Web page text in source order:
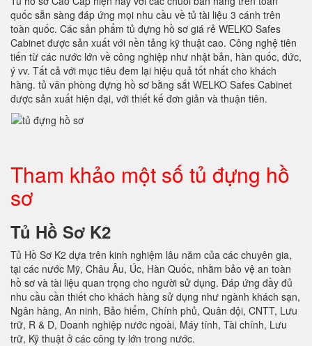
quốc sẵn sàng đáp ứng mọi nhu cầu về tủ tài liệu 3 cánh trên
toàn quốc. Các sản phẩm tủ đựng hồ sơ giá rẻ WELKO Safes
Cabinet được sản xuất với nền tảng kỹ thuật cao. Công nghệ tiên
tiến từ các nước lớn về công nghiệp như nhật bản, hàn quốc, đức,
ý vv. Tất cả với mục tiêu đem lại hiệu quả tốt nhất cho khách
hàng. tủ văn phòng đựng hồ sơ bằng sắt WELKO Safes Cabinet
được sản xuất hiện đại, với thiết kế đơn giản và thuận tiên.
Tham khảo một số tủ đựng hồ
sơ
Tủ Hồ Sơ K2
Tủ Hồ Sơ K2 dựa trên kinh nghiệm lâu năm của các chuyên gia,
tại các nước Mỹ, Châu Âu, Úc, Hàn Quốc, nhằm bảo vệ an toàn
hồ sơ và tài liệu quan trọng cho người sử dụng. Đáp ứng đầy đủ
nhu cầu cần thiết cho khách hàng sử dụng như ngành khách sạn,
Ngân hàng, An ninh, Bảo hiểm, Chính phủ, Quân đội, CNTT, Lưu
trữ, R & D, Doanh nghiệp nước ngoài, Máy tính, Tài chính, Lưu
trữ, Kỹ thuật ở các công ty lớn trong nước.